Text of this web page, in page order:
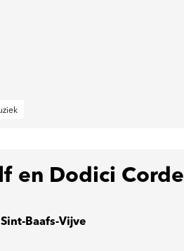
en Dodici Corde
Baafs-Vijve